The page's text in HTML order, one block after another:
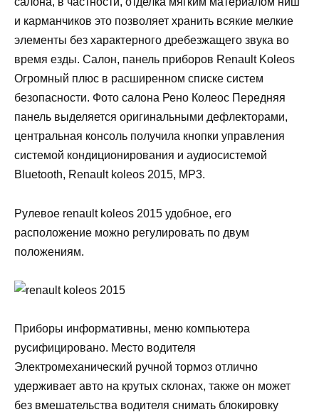
и карманчиков это позволяет хранить всякие мелкие
элементы без характерного дребезжащего звука во
время езды. Салон, панель приборов Renault Koleos
Огромный плюс в расширенном списке систем
безопасности. Фото салона Рено Колеос Передняя
панель выделяется оригинальными дефлекторами,
центральная консоль получила кнопки управления
системой кондиционирования и аудиосистемой
Bluetooth, Renault koleos 2015, MP3.
Рулевое renault koleos 2015 удобное, его
расположение можно регулировать по двум
положениям.
Приборы информативны, меню компьютера
русифицировано. Место водителя
Электромеханический ручной тормоз отлично
удерживает авто на крутых склонах, также он может
без вмешательства водителя снимать блокировку